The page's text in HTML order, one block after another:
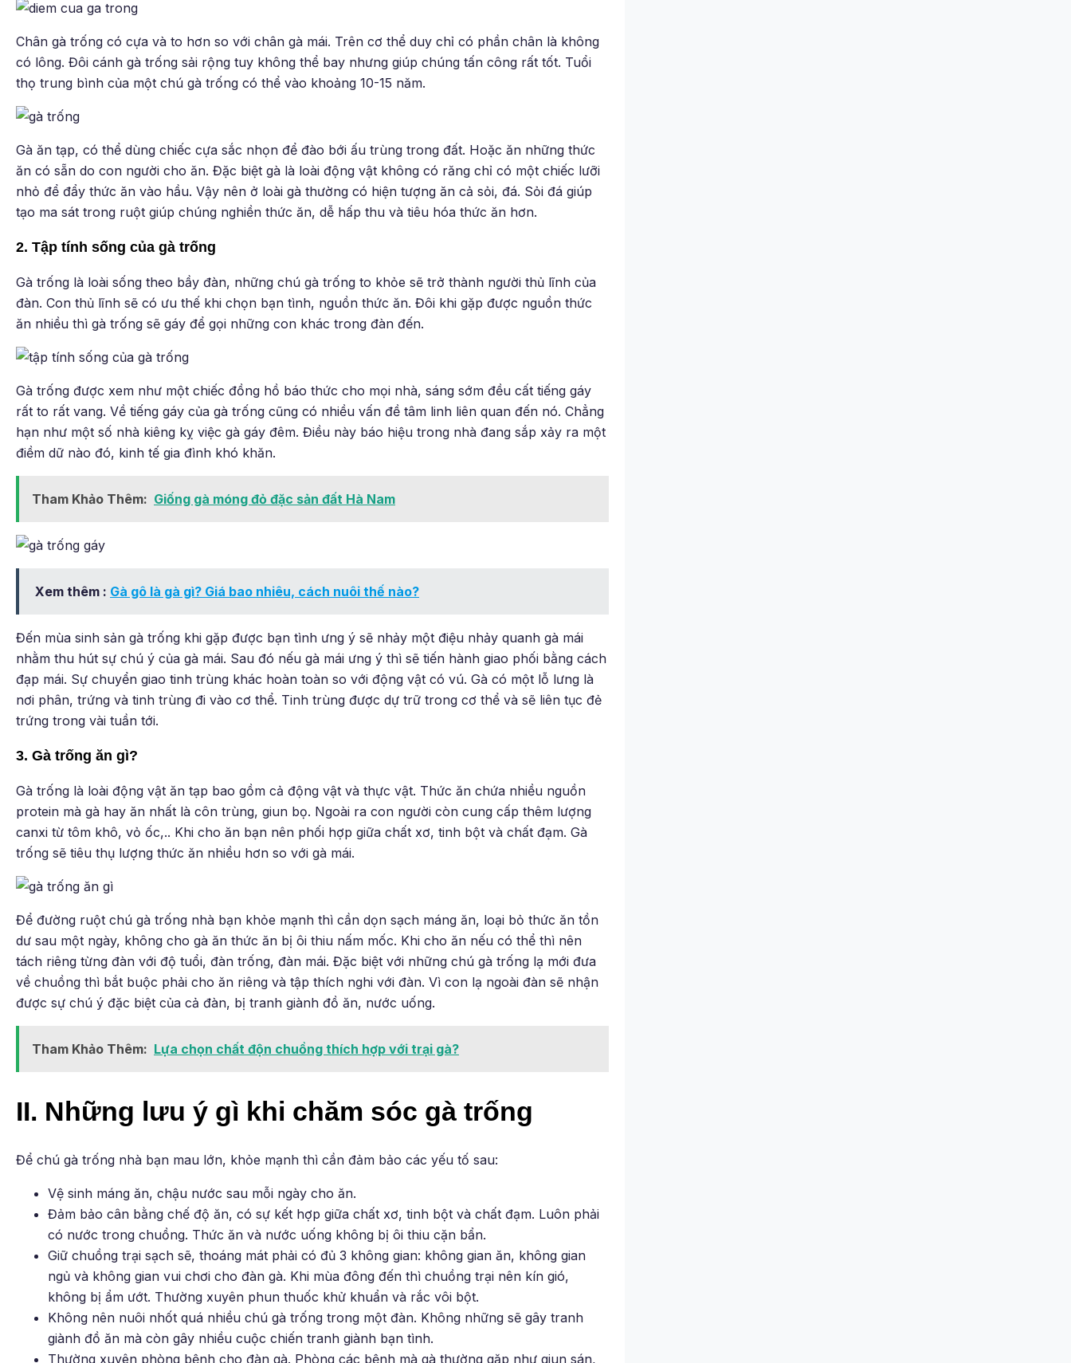
Chân gà trống có cựa và to hơn so với chân gà mái. Trên cơ thể duy chỉ có phần chân là không
có lông. Đôi cánh gà trống sải rộng tuy không thể bay nhưng giúp chúng tấn công rất tốt. Tuổi
thọ trung bình của một chú gà trống có thể vào khoảng 10-15 năm.
Gà ăn tạp, có thể dùng chiếc cựa sắc nhọn để đào bới ấu trùng trong đất. Hoặc ăn những thức
ăn có sẵn do con người cho ăn. Đặc biệt gà là loài động vật không có răng chỉ có một chiếc lưỡi
nhỏ để đẩy thức ăn vào hầu. Vậy nên ở loài gà thường có hiện tượng ăn cả sỏi, đá. Sỏi đá giúp
tạo ma sát trong ruột giúp chúng nghiền thức ăn, dễ hấp thu và tiêu hóa thức ăn hơn.
2. Tập tính sống của gà trống
Gà trống là loài sống theo bầy đàn, những chú gà trống to khỏe sẽ trở thành người thủ lĩnh của
đàn. Con thủ lĩnh sẽ có ưu thế khi chọn bạn tình, nguồn thức ăn. Đôi khi gặp được nguồn thức
ăn nhiều thì gà trống sẽ gáy để gọi những con khác trong đàn đến.
Gà trống được xem như một chiếc đồng hồ báo thức cho mọi nhà, sáng sớm đều cất tiếng gáy
rất to rất vang. Về tiếng gáy của gà trống cũng có nhiều vấn đề tâm linh liên quan đến nó. Chẳng
hạn như một số nhà kiêng kỵ việc gà gáy đêm. Điều này báo hiệu trong nhà đang sắp xảy ra một
điềm dữ nào đó, kinh tế gia đình khó khăn.
Tham Khảo Thêm: Giống gà móng đỏ đặc sản đất Hà Nam
Xem thêm : Gà gô là gà gì? Giá bao nhiêu, cách nuôi thế nào?
Đến mùa sinh sản gà trống khi gặp được bạn tình ưng ý sẽ nhảy một điệu nhảy quanh gà mái
nhằm thu hút sự chú ý của gà mái. Sau đó nếu gà mái ưng ý thì sẽ tiến hành giao phối bằng cách
đạp mái. Sự chuyển giao tinh trùng khác hoàn toàn so với động vật có vú. Gà có một lỗ lưng là
nơi phân, trứng và tinh trùng đi vào cơ thể. Tinh trùng được dự trữ trong cơ thể và sẽ liên tục đẻ
trứng trong vài tuần tới.
3. Gà trống ăn gì?
Gà trống là loài động vật ăn tạp bao gồm cả động vật và thực vật. Thức ăn chứa nhiều nguồn
protein mà gà hay ăn nhất là côn trùng, giun bọ. Ngoài ra con người còn cung cấp thêm lượng
canxi từ tôm khô, vỏ ốc,.. Khi cho ăn bạn nên phối hợp giữa chất xơ, tinh bột và chất đạm. Gà
trống sẽ tiêu thụ lượng thức ăn nhiều hơn so với gà mái.
Để đường ruột chú gà trống nhà bạn khỏe mạnh thì cần dọn sạch máng ăn, loại bỏ thức ăn tồn
dư sau một ngày, không cho gà ăn thức ăn bị ôi thiu nấm mốc. Khi cho ăn nếu có thể thì nên
tách riêng từng đàn với độ tuổi, đàn trống, đàn mái. Đặc biệt với những chú gà trống lạ mới đưa
về chuồng thì bắt buộc phải cho ăn riêng và tập thích nghi với đàn. Vì con lạ ngoài đàn sẽ nhận
được sự chú ý đặc biệt của cả đàn, bị tranh giành đồ ăn, nước uống.
Tham Khảo Thêm: Lựa chọn chất độn chuồng thích hợp với trại gà?
II. Những lưu ý gì khi chăm sóc gà trống
Để chú gà trống nhà bạn mau lớn, khỏe mạnh thì cần đảm bảo các yếu tố sau:
Vệ sinh máng ăn, chậu nước sau mỗi ngày cho ăn.
Đảm bảo cân bằng chế độ ăn, có sự kết hợp giữa chất xơ, tinh bột và chất đạm. Luôn phải
có nước trong chuồng. Thức ăn và nước uống không bị ôi thiu cặn bẩn.
Giữ chuồng trại sạch sẽ, thoáng mát phải có đủ 3 không gian: không gian ăn, không gian
ngủ và không gian vui chơi cho đàn gà. Khi mùa đông đến thì chuồng trại nên kín gió,
không bị ẩm ướt. Thường xuyên phun thuốc khử khuẩn và rắc vôi bột.
Không nên nuôi nhốt quá nhiều chú gà trống trong một đàn. Không những sẽ gây tranh
giành đồ ăn mà còn gây nhiều cuộc chiến tranh giành bạn tình.
Thường xuyên phòng bệnh cho đàn gà. Phòng các bệnh mà gà thường gặp như giun sán,